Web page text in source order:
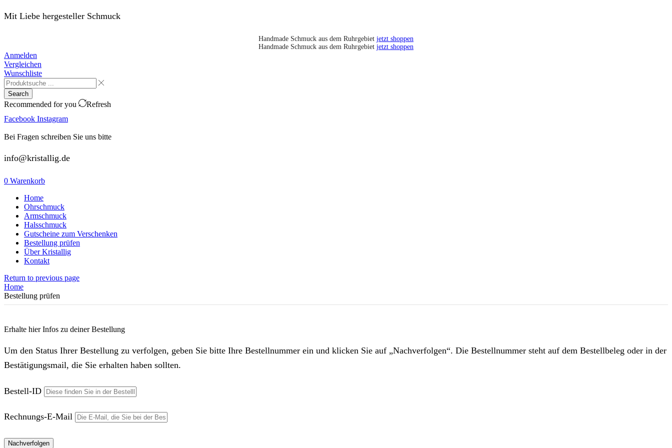
Mit Liebe hergesteller Schmuck
Handmade Schmuck aus dem Ruhrgebiet jetzt shoppen
Handmade Schmuck aus dem Ruhrgebiet jetzt shoppen
Anmelden
Vergleichen
Wunschliste
Search
Recommended for you
Refresh
Facebook Instagram
Bei Fragen schreiben Sie uns bitte
info@kristallig.de
0 Warenkorb
Home
Ohrschmuck
Armschmuck
Halsschmuck
Gutscheine zum Verschenken
Bestellung prüfen
Über Kristallig
Kontakt
Return to previous page
Home
Bestellung prüfen
Erhalte hier Infos zu deiner Bestellung
Um den Status Ihrer Bestellung zu verfolgen, geben Sie bitte Ihre Bestellnummer ein und klicken Sie auf „Nachverfolgen“. Die Bestellnummer steht auf dem Bestellbeleg oder in der
Bestätigungsmail, die Sie erhalten haben sollten.
Bestell-ID
Rechnungs-E-Mail
Nachverfolgen